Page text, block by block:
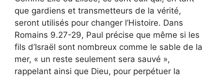
que gardiens et transmetteurs de la vérité,
seront utilisés pour changer l’Histoire. Dans
Romains 9.27-29, Paul précise que même si les
fils d’Israël sont nombreux comme le sable de la
mer, « un reste seulement sera sauvé »,
rappelant ainsi que Dieu, pour perpétuer la